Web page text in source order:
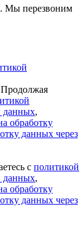
Мы перезвоним
Продолжая
данных,
обработку
данных через
с политикой
данных,
обработку
данных через